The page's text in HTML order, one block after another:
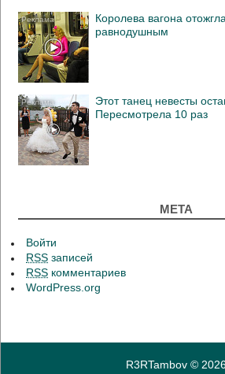
Королева вагона
равнодушным
Этот танец невесты
Пересмотрела 10 раз
МЕТА
Войти
RSS записей
RSS комментариев
WordPress.org
R3RTambov©